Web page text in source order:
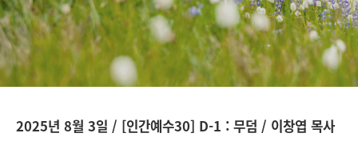
2025년 8월 3일 / [인간예수30] D-1 : 무덤 / 이창엽 목사